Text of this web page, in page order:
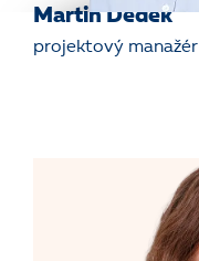
Martin Dedek
projektový manažér